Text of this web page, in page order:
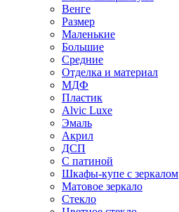
Венге
Размер
Маленькие
Большие
Средние
Отделка и материал
МДФ
Пластик
Alvic Luxe
Эмаль
Акрил
ДСП
С патиной
Шкафы-купе с зеркалом
Матовое зеркало
Стекло